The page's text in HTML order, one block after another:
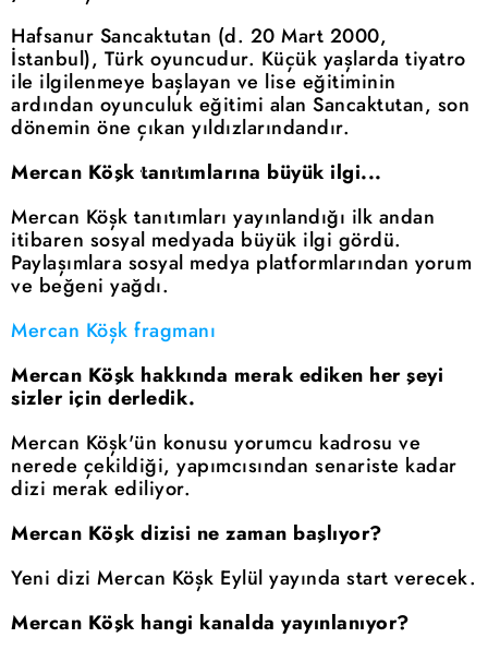
Hafsanur Sancaktutan (d. 20 Mart 2000,
İstanbul), Türk oyuncudur. Küçük yaşlarda tiyatro
ile ilgilenmeye başlayan ve lise eğitiminin
ardından oyunculuk eğitimi alan Sancaktutan, son
dönemin öne çıkan yıldızlarındandır.
Mercan Köşk tanıtımlarına büyük ilgi...
Mercan Köşk tanıtımları yayınlandığı ilk andan
itibaren sosyal medyada büyük ilgi gördü.
Paylaşımlara sosyal medya platformlarından yorum
ve beğeni yağdı.
Mercan Köşk fragmanı
Mercan Köşk hakkında merak ediken her şeyi
sizler için derledik.
Mercan Köşk'ün konusu yorumcu kadrosu ve
nerede çekildiği, yapımcısından senariste kadar
dizi merak ediliyor.
Mercan Köşk dizisi ne zaman başlıyor?
Yeni dizi Mercan Köşk Eylül yayında start verecek.
Mercan Köşk hangi kanalda yayınlanıyor?